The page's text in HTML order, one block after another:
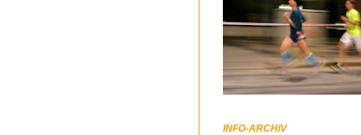
INFO-ARCHIV